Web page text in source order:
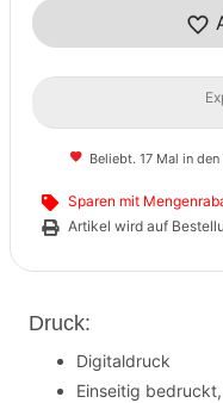
Beliebt. 17 Mal in
Sparen mit
Artikel wird auf
Druck:
Digitaldruck
Einseitig